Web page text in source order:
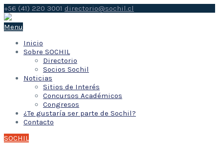
+56 (41) 220 3001 directorio@sochil.cl
Menu
Inicio
Sobre SOCHIL
Directorio
Socios Sochil
Noticias
Sitios de Interés
Concursos Académicos
Congresos
¿Te gustaría ser parte de Sochil?
Contacto
SOCHIL